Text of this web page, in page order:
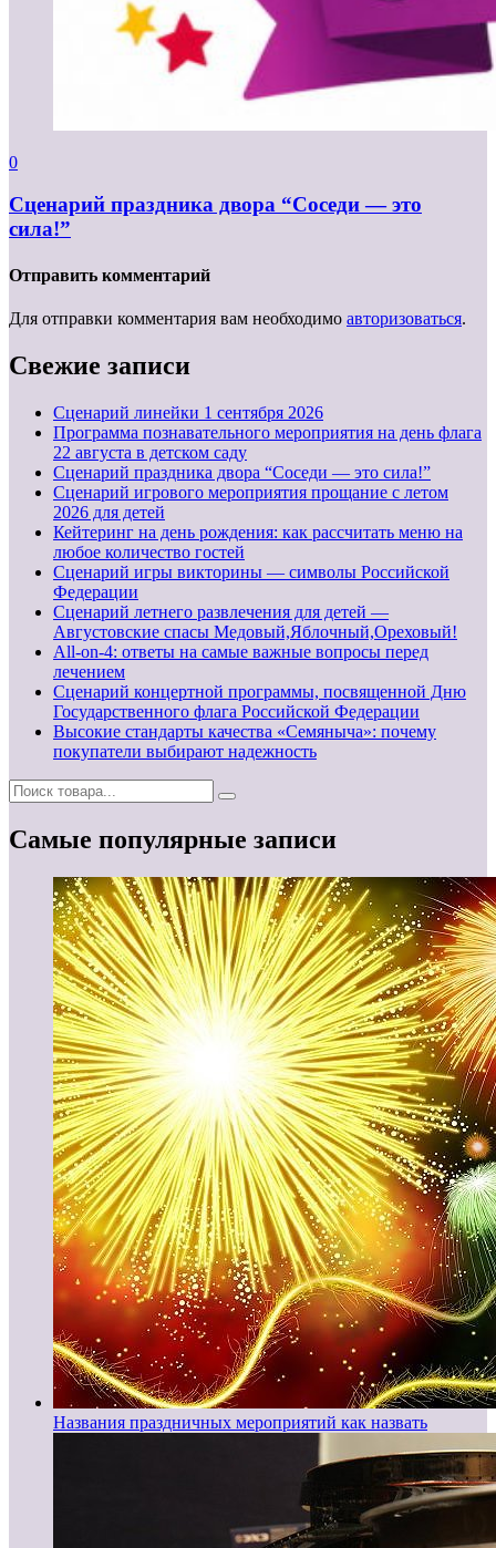
0
Сценарий праздника двора “Соседи — это
сила!”
Отправить комментарий
Для отправки комментария вам необходимо авторизоваться.
Свежие записи
Cценарий линейки 1 сентября 2026
Программа познавательного мероприятия на день флага
22 августа в детском саду
Сценарий праздника двора “Соседи — это сила!”
Сценарий игрового мероприятия прощание с летом
2026 для детей
Кейтеринг на день рождения: как рассчитать меню на
любое количество гостей
Сценарий игры викторины — символы Российской
Федерации
Сценарий летнего развлечения для детей —
Августовские спасы Медовый,Яблочный,Ореховый!
All-on-4: ответы на самые важные вопросы перед
лечением
Сценарий концертной программы, посвященной Дню
Государственного флага Российской Федерации
Высокие стандарты качества «Семяныча»: почему
покупатели выбирают надежность
Самые популярные записи
Названия праздничных мероприятий как назвать